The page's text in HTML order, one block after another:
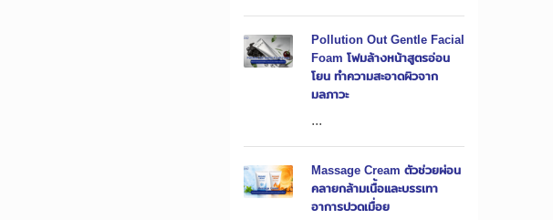
Pollution Out Gentle Facial
Foam โฟมล้างหน้าสูตรอ่อน
โยน ทำความสะอาดผิวจาก
มลภาวะ
...
Massage Cream ตัวช่วยผ่อน
คลายกล้ามเนื้อและบรรเทา
อาการปวดเมื่อย